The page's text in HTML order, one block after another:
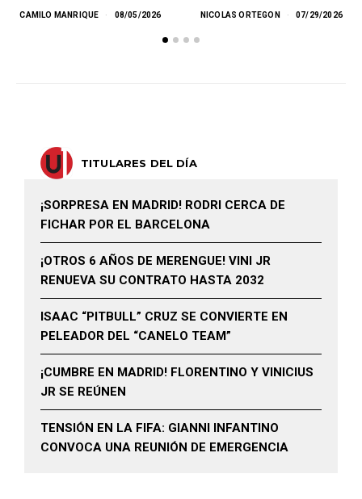
CAMILO MANRIQUE 08/05/2026 NICOLAS ORTEGON 07/29/2026
TITULARES DEL DÍA
¡SORPRESA EN MADRID! RODRI CERCA DE
FICHAR POR EL BARCELONA
¡OTROS 6 AÑOS DE MERENGUE! VINI JR
RENUEVA SU CONTRATO HASTA 2032
ISAAC “PITBULL” CRUZ SE CONVIERTE EN
PELEADOR DEL “CANELO TEAM”
¡CUMBRE EN MADRID! FLORENTINO Y VINICIUS
JR SE REÚNEN
TENSIÓN EN LA FIFA: GIANNI INFANTINO
CONVOCA UNA REUNIÓN DE EMERGENCIA